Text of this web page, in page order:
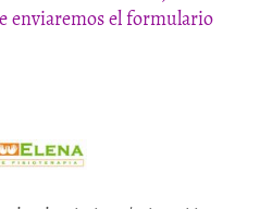
enviaremos el formulario